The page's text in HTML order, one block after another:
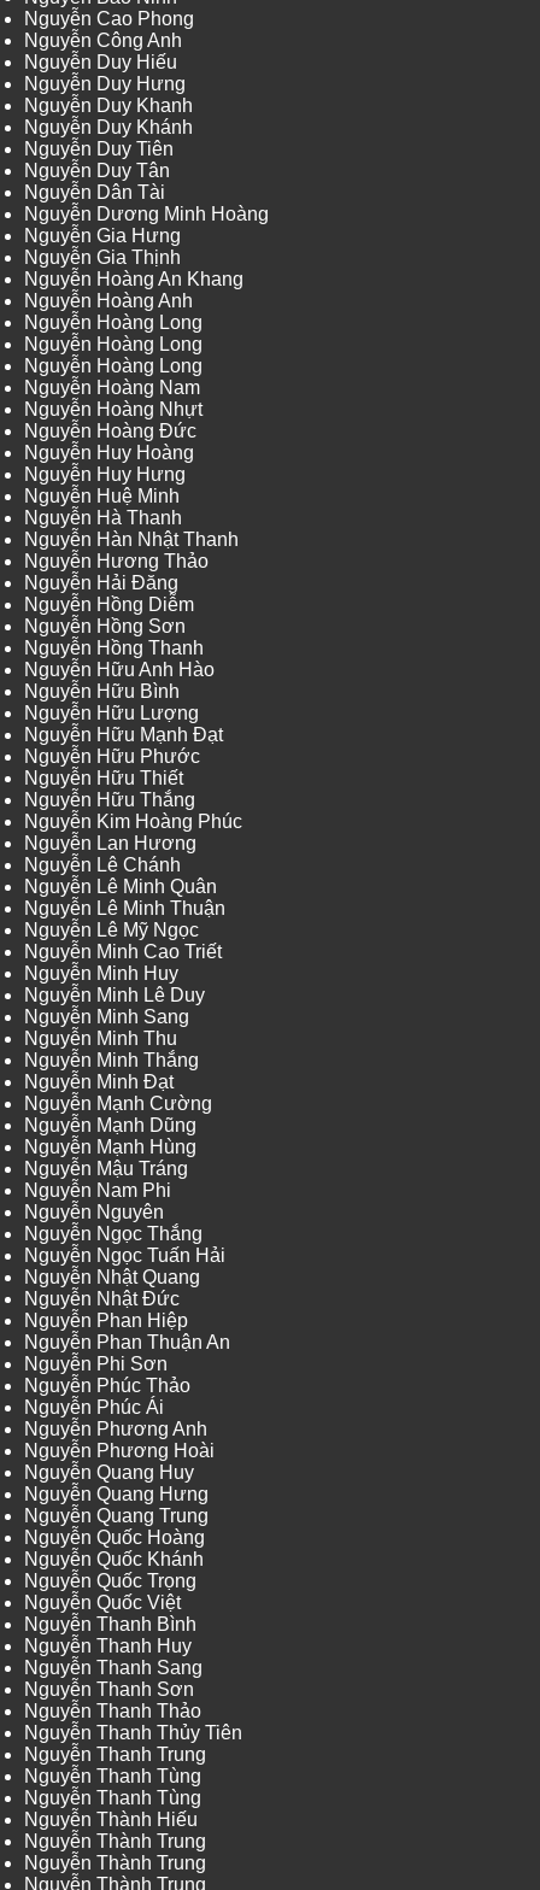
Nguyễn Cao Phong
Nguyễn Công Anh
Nguyễn Duy Hiếu
Nguyễn Duy Hưng
Nguyễn Duy Khanh
Nguyễn Duy Khánh
Nguyễn Duy Tiên
Nguyễn Duy Tân
Nguyễn Dân Tài
Nguyễn Dương Minh Hoàng
Nguyễn Gia Hưng
Nguyễn Gia Thịnh
Nguyễn Hoàng An Khang
Nguyễn Hoàng Anh
Nguyễn Hoàng Long
Nguyễn Hoàng Long
Nguyễn Hoàng Long
Nguyễn Hoàng Nam
Nguyễn Hoàng Nhựt
Nguyễn Hoàng Đức
Nguyễn Huy Hoàng
Nguyễn Huy Hưng
Nguyễn Huệ Minh
Nguyễn Hà Thanh
Nguyễn Hàn Nhật Thanh
Nguyễn Hương Thảo
Nguyễn Hải Đăng
Nguyễn Hồng Diễm
Nguyễn Hồng Sơn
Nguyễn Hồng Thanh
Nguyễn Hữu Anh Hào
Nguyễn Hữu Bình
Nguyễn Hữu Lượng
Nguyễn Hữu Mạnh Đạt
Nguyễn Hữu Phước
Nguyễn Hữu Thiết
Nguyễn Hữu Thắng
Nguyễn Kim Hoàng Phúc
Nguyễn Lan Hương
Nguyễn Lê Chánh
Nguyễn Lê Minh Quân
Nguyễn Lê Minh Thuận
Nguyễn Lê Mỹ Ngọc
Nguyễn Minh Cao Triết
Nguyễn Minh Huy
Nguyễn Minh Lê Duy
Nguyễn Minh Sang
Nguyễn Minh Thu
Nguyễn Minh Thắng
Nguyễn Minh Đạt
Nguyễn Mạnh Cường
Nguyễn Mạnh Dũng
Nguyễn Mạnh Hùng
Nguyễn Mậu Tráng
Nguyễn Nam Phi
Nguyễn Nguyên
Nguyễn Ngọc Thắng
Nguyễn Ngọc Tuấn Hải
Nguyễn Nhật Quang
Nguyễn Nhật Đức
Nguyễn Phan Hiệp
Nguyễn Phan Thuận An
Nguyễn Phi Sơn
Nguyễn Phúc Thảo
Nguyễn Phúc Ái
Nguyễn Phương Anh
Nguyễn Phương Hoài
Nguyễn Quang Huy
Nguyễn Quang Hưng
Nguyễn Quang Trung
Nguyễn Quốc Hoàng
Nguyễn Quốc Khánh
Nguyễn Quốc Trọng
Nguyễn Quốc Việt
Nguyễn Thanh Bình
Nguyễn Thanh Huy
Nguyễn Thanh Sang
Nguyễn Thanh Sơn
Nguyễn Thanh Thảo
Nguyễn Thanh Thủy Tiên
Nguyễn Thanh Trung
Nguyễn Thanh Tùng
Nguyễn Thanh Tùng
Nguyễn Thành Hiếu
Nguyễn Thành Trung
Nguyễn Thành Trung
Nguyễn Thành Trung